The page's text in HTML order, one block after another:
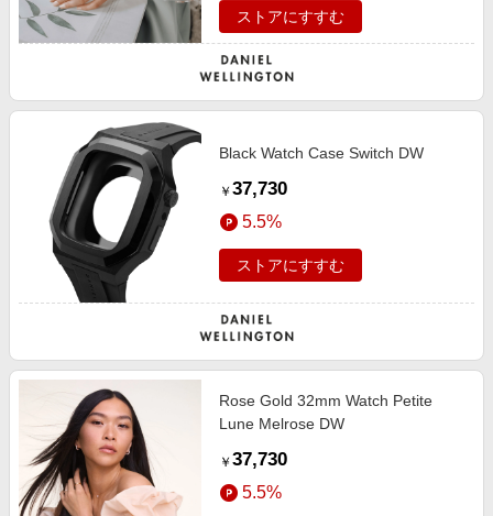
ストアにすすむ
Black Watch Case Switch DW
￥ 37,730
5.5%
ストアにすすむ
Rose Gold 32mm Watch Petite
Lune Melrose DW
￥ 37,730
5.5%